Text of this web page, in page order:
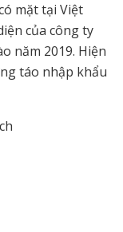
mặt tại Việt
của công ty
năm 2019. Hiện
táo nhập khẩu